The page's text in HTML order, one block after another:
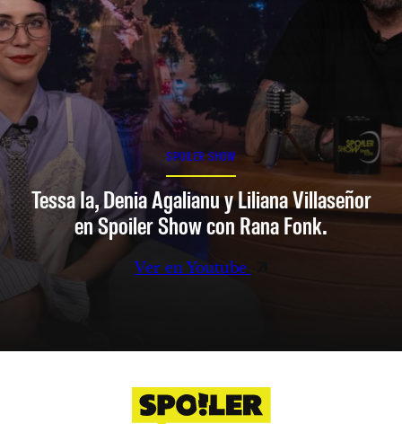
SPOILER SHOW
Tessa Ia, Denia Agalianu y Liliana Villaseñor
en Spoiler Show con Rana Fonk.
Ver en Youtube